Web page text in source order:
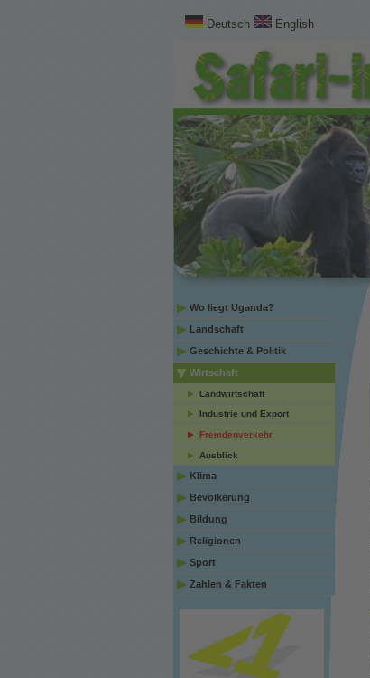
Deutsch English
Wo liegt Uganda?
Landschaft
Geschichte & Politik
Wirtschaft
Landwirtschaft
Industrie und Export
Fremdenverkehr
Ausblick
Klima
Bevölkerung
Bildung
Religionen
Sport
Zahlen & Fakten